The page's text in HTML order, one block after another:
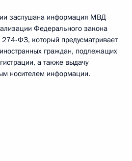
заслушана информация МВД
Федерального закона
ФЗ, который предусматривает
граждан, подлежащих
а также выдачу
носителем информации.